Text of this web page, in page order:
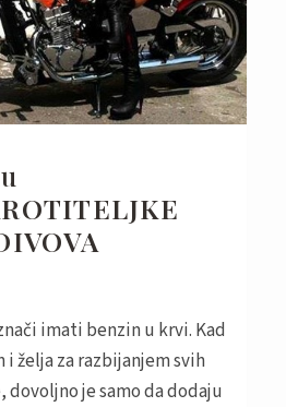
imati benzin u krvi. Kad
želja za razbijanjem svih
dovoljno je samo da dodaju